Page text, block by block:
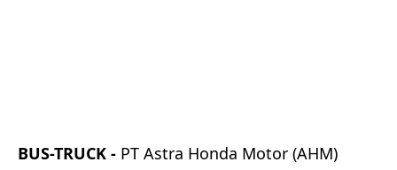
BUS-TRUCK - PT Astra Honda Motor (AHM)